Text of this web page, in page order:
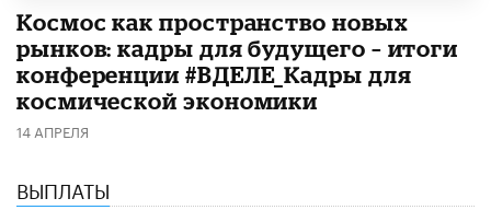
Космос как пространство новых
рынков: кадры для будущего – итоги
конференции #ВДЕЛЕ_Кадры для
космической экономики
14 АПРЕЛЯ
ВЫПЛАТЫ